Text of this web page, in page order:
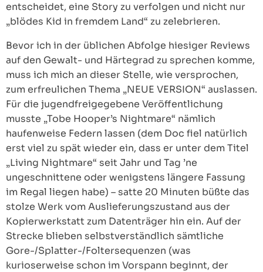
entscheidet, eine Story zu verfolgen und nicht nur
„blödes Kid in fremdem Land“ zu zelebrieren.
Bevor ich in der üblichen Abfolge hiesiger Reviews
auf den Gewalt- und Härtegrad zu sprechen komme,
muss ich mich an dieser Stelle, wie versprochen,
zum erfreulichen Thema „NEUE VERSION“ auslassen.
Für die jugendfreigegebene Veröffentlichung
musste „Tobe Hooper’s Nightmare“ nämlich
haufenweise Federn lassen (dem Doc fiel natürlich
erst viel zu spät wieder ein, dass er unter dem Titel
„Living Nightmare“ seit Jahr und Tag ’ne
ungeschnittene oder wenigstens längere Fassung
im Regal liegen habe) – satte 20 Minuten büßte das
stolze Werk vom Auslieferungszustand aus der
Kopierwerkstatt zum Datenträger hin ein. Auf der
Strecke blieben selbstverständlich sämtliche
Gore-/Splatter-/Foltersequenzen (was
kurioserweise schon im Vorspann beginnt, der